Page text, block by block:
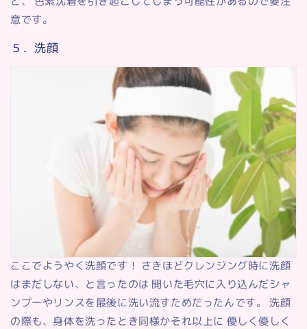
意です。
５．洗顔
ここでようやく洗顔です！ さきほどクレンジング時に洗顔
はまだしない、と言ったのは 開いた毛穴に入り込んだシャ
ンプーやリンスを最後に洗い流すためだったんです。 洗顔
の際も、身体を洗ったとき同様かそれ以上に 優しく優しく